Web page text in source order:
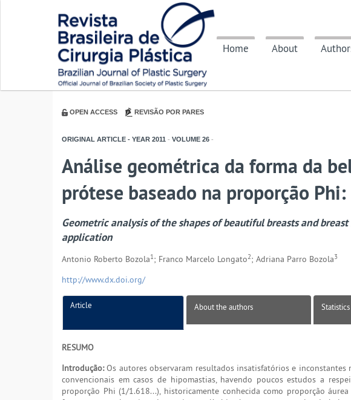
Home About
OPEN ACCESS REVISÃO POR PARES
ORIGINAL ARTICLE - YEAR 2011 - VOLUME 26 -
Análise geométrica da forma da
prótese baseado na proporção
Geometric analysis of the shapes of beautiful breasts and
application
Antonio Roberto Bozola1; Franco Marcelo Longato2; Adriana Parro Bozola3
http://www.dx.doi.org/
Article About the authors Statistics
RESUMO
Introdução:Os autores observaram resultados insatisfatórios e
convencionais em casos de hipomastias, havendo poucos estudos a
proporção Phi (1/1.618...), historicamente conhecida como proporção